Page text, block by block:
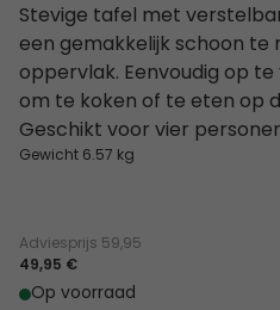
Stevige tafel met
een gemakkelijk schoon te
oppervlak. Eenvoudig op
om te koken of te eten op
Geschikt voor vier
Gewicht 6.57 kg
Adviesprijs 59,95
49,95 €
Op voorraad